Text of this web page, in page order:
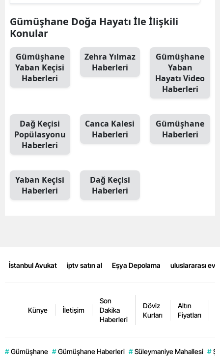
Giresun
Gümüşhane
Isparta
İstanbul
İzmir
Kırklareli
Kocaeli
Kütahya
Gümüşhane Doğa Hayatı İle İlişkili
Konular
Gümüşhane
Yaban Keçisi
Haberleri
Zehra Yılmaz
Haberleri
Gümüşhane
Yaban
Hayatı Video
Haberleri
Dağ Keçisi
Popülasyonu
Haberleri
Canca Kalesi
Haberleri
Gümüşhane
Haberleri
Yaban Keçisi
Haberleri
Dağ Keçisi
Haberleri
İstanbul Avukat iptv satın al Eşya Depolama uluslararası
Künye İletişim
Son
Dakika
Haberleri
Döviz
Kurları
Altın
Fiyatları
# Gümüşhane # Gümüşhane Haberleri # Süleymaniye Mahallesi #